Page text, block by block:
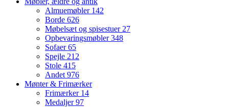
Almuemøbler 142
Borde 626
Møbelsæt og spisestuer 27
Opbevaringsmøbler348
Sofaer65
Spejle 212
Stole 415
Andet 976
Mønter & Frimærker
Frimærker 14
Medaljer97